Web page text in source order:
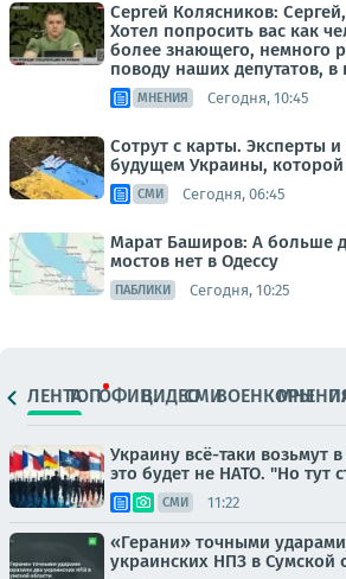
Сергей Колясников:
Хотел попросить вас как
более знающего, немного
поводу наших депутатов, в
МНЕНИЯ Сегодня, 10:45
Сотрут с карты. Эксперты
будущем Украины, которой
СМИ Сегодня, 06:45
Марат Баширов: А больше
мостов нет в Одессу
ПАБЛИКИ Сегодня, 10:25
ЛЕНТАТОПОФИЦ.ВИДЕОСМИВОЕНКОРЫ
Украину всё-таки возьмут
это будет не НАТО. "Но тут
СМИ 11:22
«Герани» точными
украинских НПЗ в Сумской